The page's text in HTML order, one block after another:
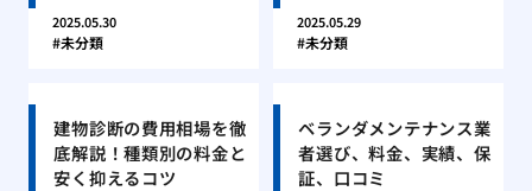
2025.05.30
未分類
2025.05.29
未分類
建物診断の費用相場を徹
底解説！種類別の料金と
安く抑えるコツ
ベランダメンテナンス業
者選び、料金、実績、保
証、口コミ